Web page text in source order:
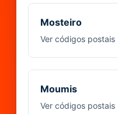
Mosteiro
Ver códigos postais
Moumis
Ver códigos postais